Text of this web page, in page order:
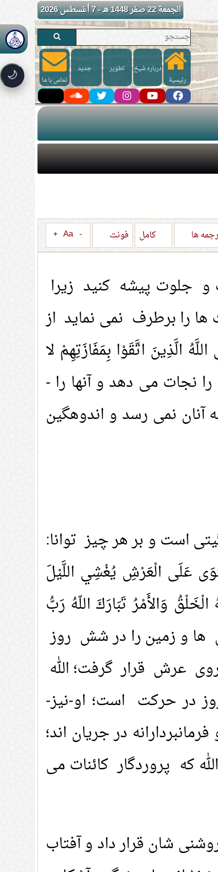
الجمعة 22 صفر 1448 هـ - 7 أغسطس 2026
🌙 رئيسية
درباره شیخ تطوير
جدید
تماس با ما
ها کامل فونت -
Aa
+
و جلوت پیشه کنید زیرا
ها را برطرف نمی نماید از
الَّذِينَ اتَّقَوْا بِمَفَازَتِهِمْ لا
پرهیزکاران را نجات می دهد و آنها را -
نمی رسد و اندوهگین
است و بر هر چیز توانا:
عَلَى الْعَرْشِ يُغْشِي اللَّيْلَ
وَالأَمْرُ تَبَارَكَ اللّهُ رَبُّ
ها و زمین را در شش روز
عرش قرار گرفت؛ الله
در حرکت است؛ او-نیز-
در جریان اند؛
که پروردگار کائنات می
شان قرار داد و آفتاب